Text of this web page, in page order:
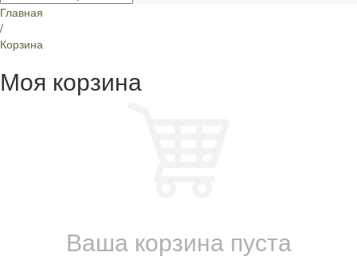
Главная
/
Корзина
Моя корзина
Ваша корзина пуста